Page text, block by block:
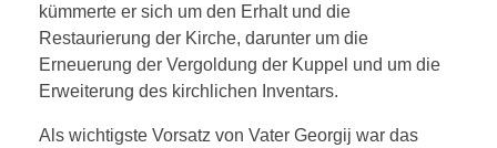
kümmerte er sich um den Erhalt und die
Restaurierung der Kirche, darunter um die
Erneuerung der Vergoldung der Kuppel und um die
Erweiterung des kirchlichen Inventars.
Als wichtigste Vorsatz von Vater Georgij war das